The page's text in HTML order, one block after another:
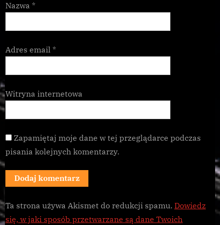
Nazwa *
Adres email *
Witryna internetowa
Zapamiętaj moje dane w tej przeglądarce podczas
pisania kolejnych komentarzy.
Ta strona używa Akismet do redukcji spamu. Dowiedz
się, w jaki sposób przetwarzane są dane Twoich